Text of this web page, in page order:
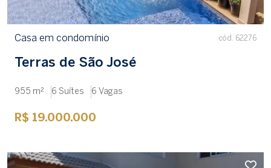
Casa em condomínio cód. 62276
Terras de São José
955 m² 6 Suítes 6 Vagas
R$ 19.000.000